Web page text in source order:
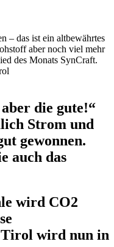
– das ist ein altbewährtes
aber noch viel mehr
des Monats SynCraft.
die gute!“
Strom und
gewonnen.
auch das
wird CO2
Tirol wird nun in